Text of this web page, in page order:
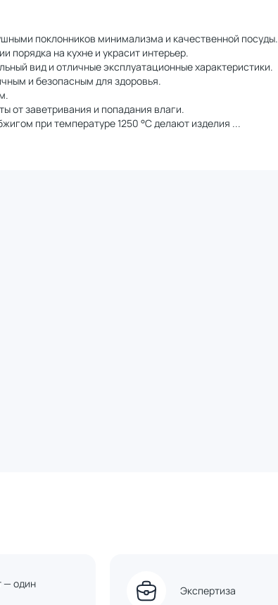
поклонников минимализма и качественной посуды.
порядка на кухне и украсит интерьер.
вид и отличные эксплуатационные характеристики.
и безопасным для здоровья.
от заветривания и попадания влаги.
при температуре 1250 °C делают изделия ...
— один
Экспертиза